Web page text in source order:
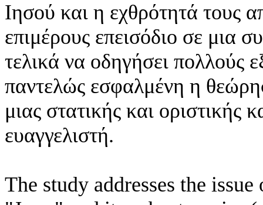
Ιησού και η εχθρότητά τους
επιμέρους επεισόδιο σε μια
τελικά να οδηγήσει πολλούς
παντελώς εσφαλμένη η
μιας στατικής και οριστικής
ευαγγελιστή.
The study addresses the